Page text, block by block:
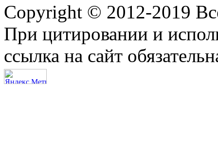
Copyright © 2012-2019
При цитировании и
ссылка на сайт